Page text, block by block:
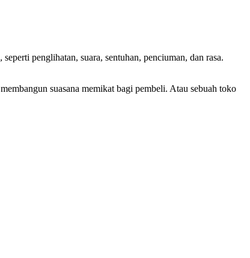
seperti penglihatan, suara, sentuhan, penciuman, dan rasa.
suasana memikat bagi pembeli. Atau sebuah toko